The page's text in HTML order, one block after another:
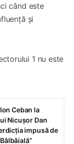
când este
și
1 nu este
Ceban la
Nicușor Dan
impusă de